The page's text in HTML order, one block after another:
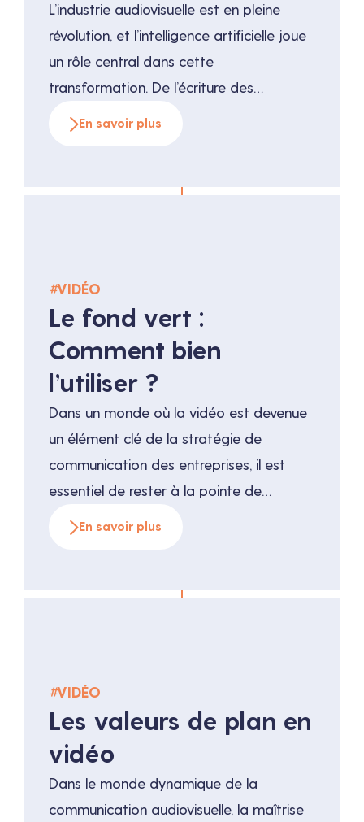
L’industrie audiovisuelle est en pleine
révolution, et l’intelligence artificielle joue
un rôle central dans cette
transformation. De l’écriture des
scénarios à la post-production, en
l’efficacité et la créativité. Cet article
En savoir plus
#VIDÉO
Le fond vert :
Comment bien
l’utiliser ?
Dans un monde où la vidéo est devenue
un élément clé de la stratégie de
communication des entreprises, il est
essentiel de rester à la pointe de
l’innovation pour capter l’attention de
créer des vidéos visuellement
En savoir plus
#VIDÉO
Les valeurs de plan en
vidéo
Dans le monde dynamique de la
communication audiovisuelle, la maîtrise